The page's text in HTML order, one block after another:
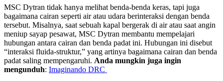
MSC Dytran tidak hanya melihat benda-benda keras, tapi juga
bagaimana cairan seperti air atau udara berinteraksi dengan benda
tersebut. Misalnya, saat sebuah kapal bergerak di air atau saat angin
meniup sayap pesawat, MSC Dytran membantu mempelajari
hubungan antara cairan dan benda padat ini. Hubungan ini disebut
“interaksi fluida-struktur,” yang artinya bagaimana cairan dan benda
padat saling mempengaruhi. Anda mungkin juga ingin
mengunduh: Imaginando DRC